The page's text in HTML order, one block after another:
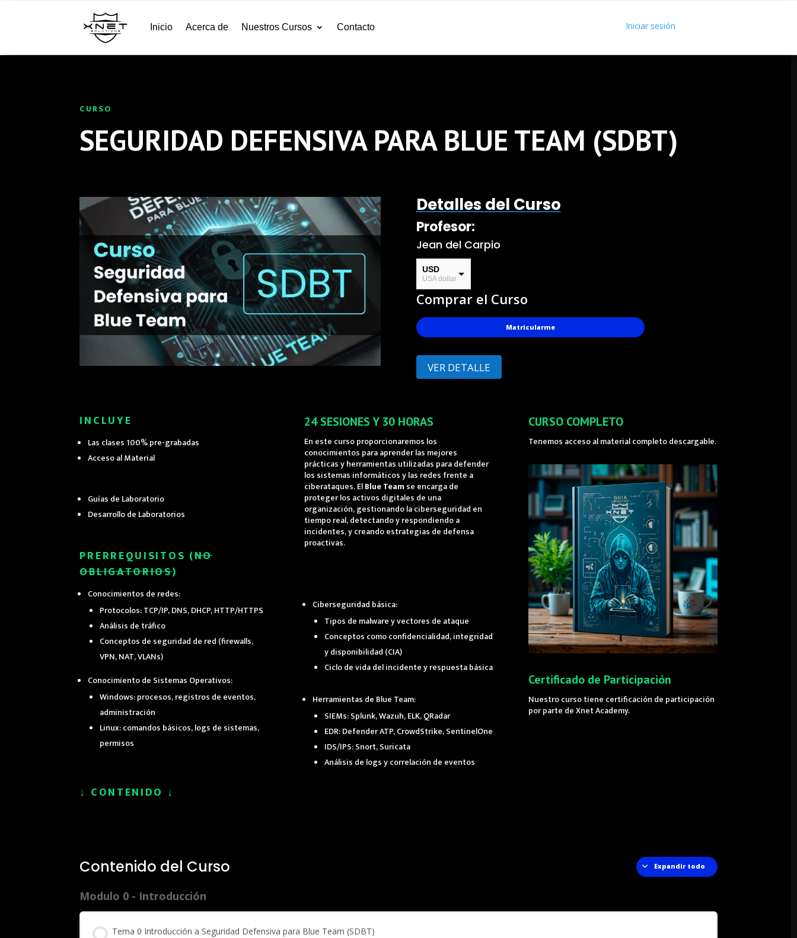
Inicio Acerca de Nuestros Cursos Contacto Iniciar sesión
CURSO
SEGURIDAD DEFENSIVA PARA BLUE TEAM (SDBT)
Detalles del Curso
Profesor:
Jean del Carpio
USD
USA dollar
PEN
Comprar el Curso
Matricularme
VER DETALLE
INCLUYE
Las clases 100% pre-grabadas
Acceso al Material
Guías de Laboratorio
Desarrollo de Laboratorios
PRERREQUISITOS (NO
OBLIGATORIOS)
Conocimientos de redes:
Protocolos: TCP/IP, DNS, DHCP, HTTP/HTTPS
Análisis de tráfico
Conceptos de seguridad de red (firewalls,
VPN, NAT, VLANs)
Conocimiento de Sistemas Operativos:
Windows: procesos, registros de eventos,
administración
Linux: comandos básicos, logs de sistemas,
permisos
↓ CONTENIDO ↓
24 SESIONES Y 30 HORAS
En este curso proporcionaremos los
conocimientos para aprender las mejores
prácticas y herramientas utilizadas para defender
los sistemas informáticos y las redes frente a
ciberataques. ElBlue Team se encarga de
proteger los activos digitales de una
organización, gestionando la ciberseguridad en
tiempo real, detectando y respondiendo a
incidentes, y creando estrategias de defensa
proactivas.
Ciberseguridad básica:
Tipos de malware y vectores de ataque
Conceptos como confidencialidad, integridad
y disponibilidad (CIA)
Ciclo de vida del incidente y respuesta básica
Herramientas de Blue Team:
SIEMs: Splunk, Wazuh, ELK, QRadar
EDR: Defender ATP, CrowdStrike, SentinelOne
IDS/IPS: Snort, Suricata
Análisis de logs y correlación de eventos
CURSO COMPLETO
Tenemos acceso al material completo descargable.
Certificado de Participación
Nuestro curso tiene certificación de participación
por parte de Xnet Academy.
Contenido del Curso Expandir todo
Modulo 0 - Introducción
Tema 0 Introducción a Seguridad Defensiva para Blue Team (SDBT)